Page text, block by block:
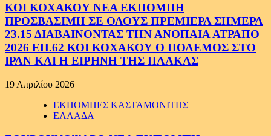
ΚΟΙ ΚΟΧΑΚΟΥ ΝΕΑ ΕΚΠΟΜΠΗ
ΠΡΟΣΒΑΣΙΜΗ ΣΕ ΟΛΟΥΣ ΠΡΕΜΙΕΡΑ ΣΗΜΕΡΑ
23.15 ΔΙΑΒΑΙΝΟΝΤΑΣ ΤΗΝ ΑΝΟΠΑΙΑ ΑΤΡΑΠΟ
2026 ΕΠ.62 ΚΟΙ ΚΟΧΑΚΟΥ Ο ΠΟΛΕΜΟΣ ΣΤΟ
ΙΡΑΝ ΚΑΙ Η ΕΙΡΗΝΗ ΤΗΣ ΠΛΑΚΑΣ
19 Απριλίου 2026
ΕΚΠΟΜΠΕΣ ΚΑΣΤΑΜΟΝΙΤΗΣ
ΕΛΛΑΔΑ